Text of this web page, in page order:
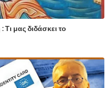
μας διδάσκει το